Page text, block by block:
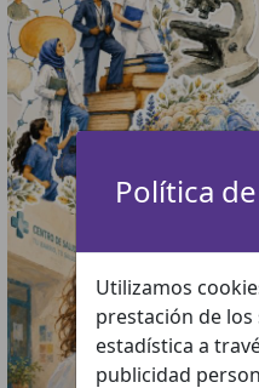
Política
Utilizamos
prestación de
estadística a
publicidad